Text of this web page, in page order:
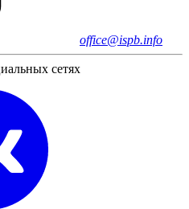
office@ispb.info
сетях